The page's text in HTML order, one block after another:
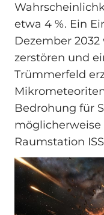
etwa 4 %. Ein
Dezember
zerstören und
Trümmerfeld
Bedrohung für
Raumstation